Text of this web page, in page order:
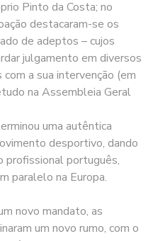
Pinto da Costa; no
destacaram-se os
de adeptos – cujos
julgamento em diversos
a sua intervenção (em
na Assembleia Geral
uma autêntica
desportivo, dando
profissional português,
paralelo na Europa.
novo mandato, as
um novo rumo, com o